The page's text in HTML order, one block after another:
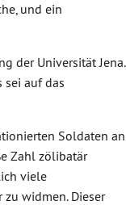
und ein
der Universität Jena.
sei auf das
Soldaten an
Zahl zölibatär
viele
widmen. Dieser